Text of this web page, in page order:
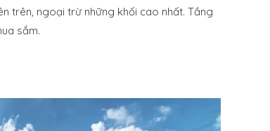
trên, ngoại trừ những khối cao nhất. Tầng
sắm.